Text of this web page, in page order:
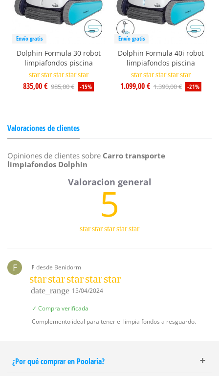
Envío gratis
Dolphin Formula 30 robot
limpiafondos piscina
star star star star star
835,00 € 985,00 € -15%
Envío gratis
Dolphin Formula 40i robot
limpiafondos piscina
star star star star star
1.099,00 € 1.390,00 € -21%
Valoraciones de clientes
Opiniones de clientes sobre Carro transporte
limpiafondos Dolphin
5
starstarstarstarstar
F F desde Benidorm
starstarstarstarstar
date_range 15/04/2024
✓ Compra verificada
Complemento ideal para tener el limpia fondos a resguardo.
¿Por qué comprar en Poolaria?